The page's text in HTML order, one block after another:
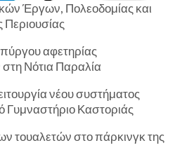
Έργων, Πολεοδομίας και
Περιουσίας
αφετηρίας
Νότια Παραλία
νέου συστήματος
Γυμναστήριο Καστοριάς
τουαλετών στο πάρκινγκ της